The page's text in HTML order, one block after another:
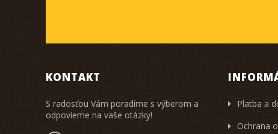
KONTAKT
S radosťou Vám poradíme s výberom a
odpovieme na vaše otázky!
Platba a
Ochrana